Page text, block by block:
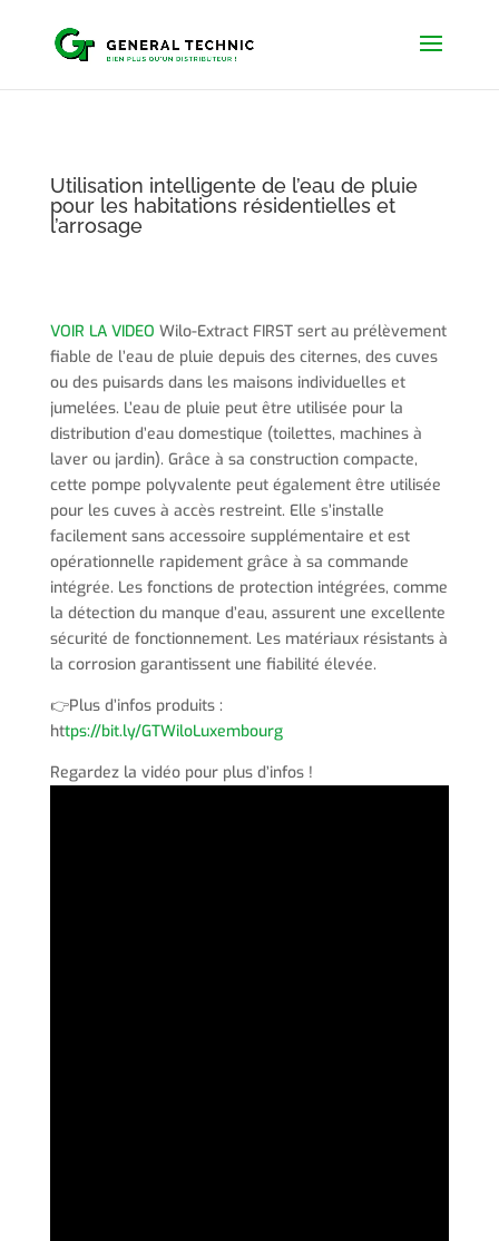
Utilisation intelligente de l’eau de pluie
pour les habitations résidentielles et
l’arrosage
VOIR LA VIDEO Wilo-Extract FIRST sert au prélèvement
fiable de l’eau de pluie depuis des citernes, des cuves
ou des puisards dans les maisons individuelles et
jumelées. L’eau de pluie peut être utilisée pour la
distribution d’eau domestique (toilettes, machines à
laver ou jardin). Grâce à sa construction compacte,
cette pompe polyvalente peut également être utilisée
pour les cuves à accès restreint. Elle s’installe
facilement sans accessoire supplémentaire et est
opérationnelle rapidement grâce à sa commande
intégrée. Les fonctions de protection intégrées, comme
la détection du manque d’eau, assurent une excellente
sécurité de fonctionnement. Les matériaux résistants à
la corrosion garantissent une fiabilité élevée.
👉Plus d’infos produits :
https://bit.ly/GTWiloLuxembourg
Regardez la vidéo pour plus d’infos !